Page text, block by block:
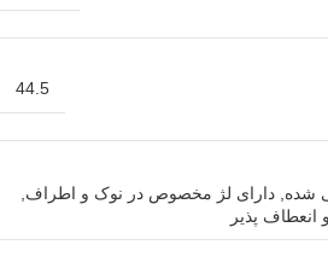
44.5
شده ,دارای لژ مخصوص در نوک و اطراف
انعطاف پذیر